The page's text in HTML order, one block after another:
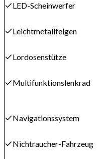
LED-Scheinwerfer
Leichtmetallfelgen
Lordosenstütze
Multifunktionslenkrad
Navigationssystem
Nichtraucher-Fahrzeug